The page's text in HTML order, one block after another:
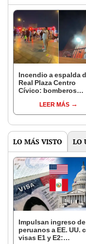
Incendio a espalda
Real Plaza Centro
Cívico: bomberos
en oficina afectada
LEER MÁS
LO MÁS VISTO LO
Impulsan ingreso de
peruanos a EE. UU.
visas E1 y E2: